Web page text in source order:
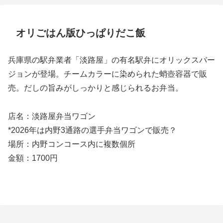
オリごはん版ひっぱりだこ飯
兵庫県の駅弁業者「淡路屋」の有名駅弁にオリックスバー
ジョンが登場。チームカラーに染められた蛸壺容器で販
売。だしの旨みがしっかりと感じられるお弁当。
店名：淡路屋弁当ワゴン
*2026年は内野3通路の選手弁当ワゴンで販売？
場所：内野コンコース内に複数個所
金額：1700円